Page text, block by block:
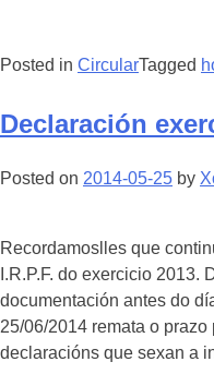
Posted in CircularTagged
Declaración
Posted on 2014-05-25 by
Recordamoslles que
I.R.P.F. do exercicio 2013.
documentación antes do
25/06/2014 remata o
declaracións que sexan a